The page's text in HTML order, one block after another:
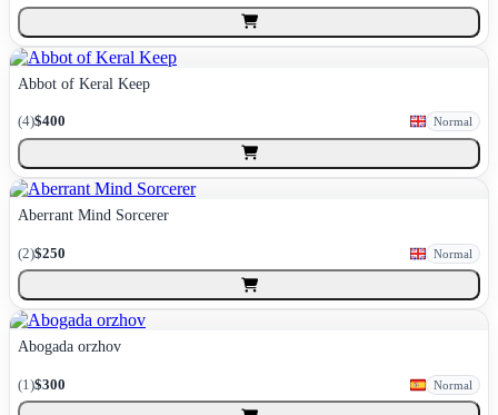
Abbot of Keral Keep
(4)$400 Normal
Aberrant Mind Sorcerer
(2)$250 Normal
Abogada orzhov
(1)$300 Normal